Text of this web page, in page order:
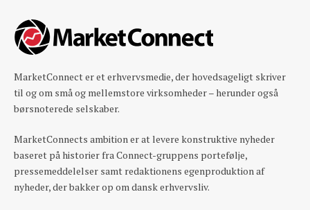
MarketConnect er et erhvervsmedie, der hovedsageligt skriver
til og om små og mellemstore virksomheder – herunder også
børsnoterede selskaber.
MarketConnects ambition er at levere konstruktive nyheder
baseret på historier fra Connect-gruppens portefølje,
pressemeddelelser samt redaktionens egenproduktion af
nyheder, der bakker op om dansk erhvervsliv.